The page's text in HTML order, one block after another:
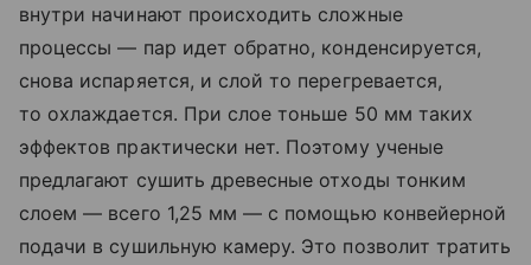
внутри начинают происходить сложные
процессы — пар идет обратно, конденсируется,
снова испаряется, и слой то перегревается,
то охлаждается. При слое тоньше 50 мм таких
эффектов практически нет. Поэтому ученые
предлагают сушить древесные отходы тонким
слоем — всего 1,25 мм — с помощью конвейерной
подачи в сушильную камеру. Это позволит тратить